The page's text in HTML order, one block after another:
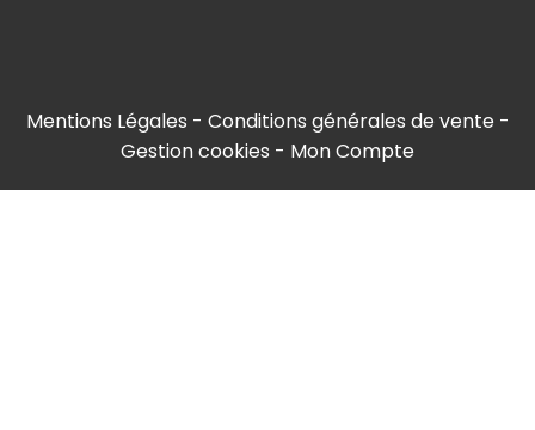
Mentions Légales
Conditions générales de vente
Gestion cookies
Mon Compte